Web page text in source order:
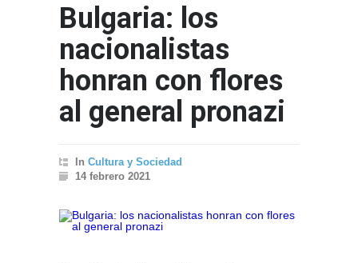
Bulgaria: los
nacionalistas
honran con flores
al general pronazi
In Cultura y Sociedad
14 febrero 2021